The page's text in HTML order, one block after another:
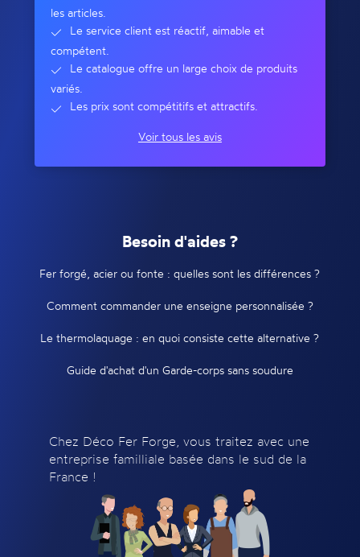
les articles.
Le service client est réactif, aimable et
compétent.
Le catalogue offre un large choix de produits
variés.
Les prix sont compétitifs et attractifs.
Voir tous les avis
Besoin d'aides ?
Fer forgé, acier ou fonte : quelles sont les différences ?
Comment commander une enseigne personnalisée ?
Le thermolaquage : en quoi consiste cette alternative ?
Guide d'achat d'un Garde-corps sans soudure
Chez Déco Fer Forge, vous traitez avec une
entreprise familliale basée dans le sud de la
France !